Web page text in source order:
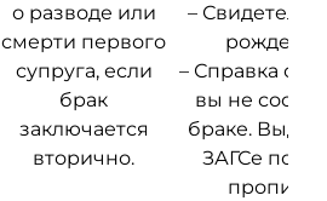
о разводе или
смерти первого
супруга, если
брак
заключается
вторично.
–
– Справка о
вы не
браке.
ЗАГСе по